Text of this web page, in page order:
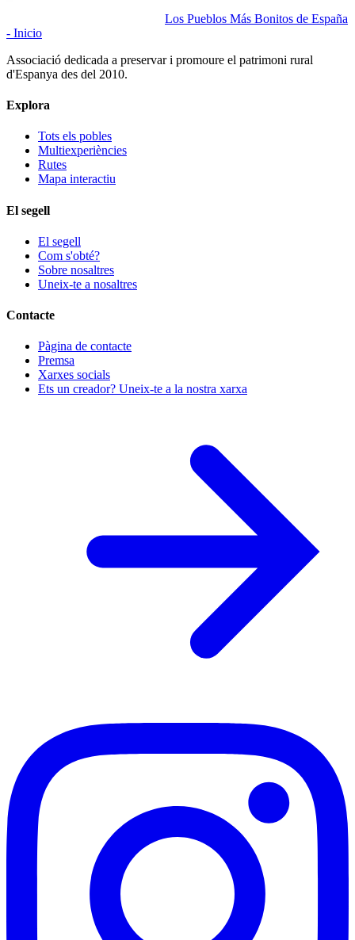
Los Pueblos Más Bonitos de España
- Inicio
Associació dedicada a preservar i promoure el patrimoni rural
d'Espanya des del 2010.
Explora
Tots els pobles
Multiexperiències
Rutes
Mapa interactiu
El segell
El segell
Com s'obté?
Sobre nosaltres
Uneix-te a nosaltres
Contacte
Pàgina de contacte
Premsa
Xarxes socials
Ets un creador? Uneix-te a la nostra xarxa